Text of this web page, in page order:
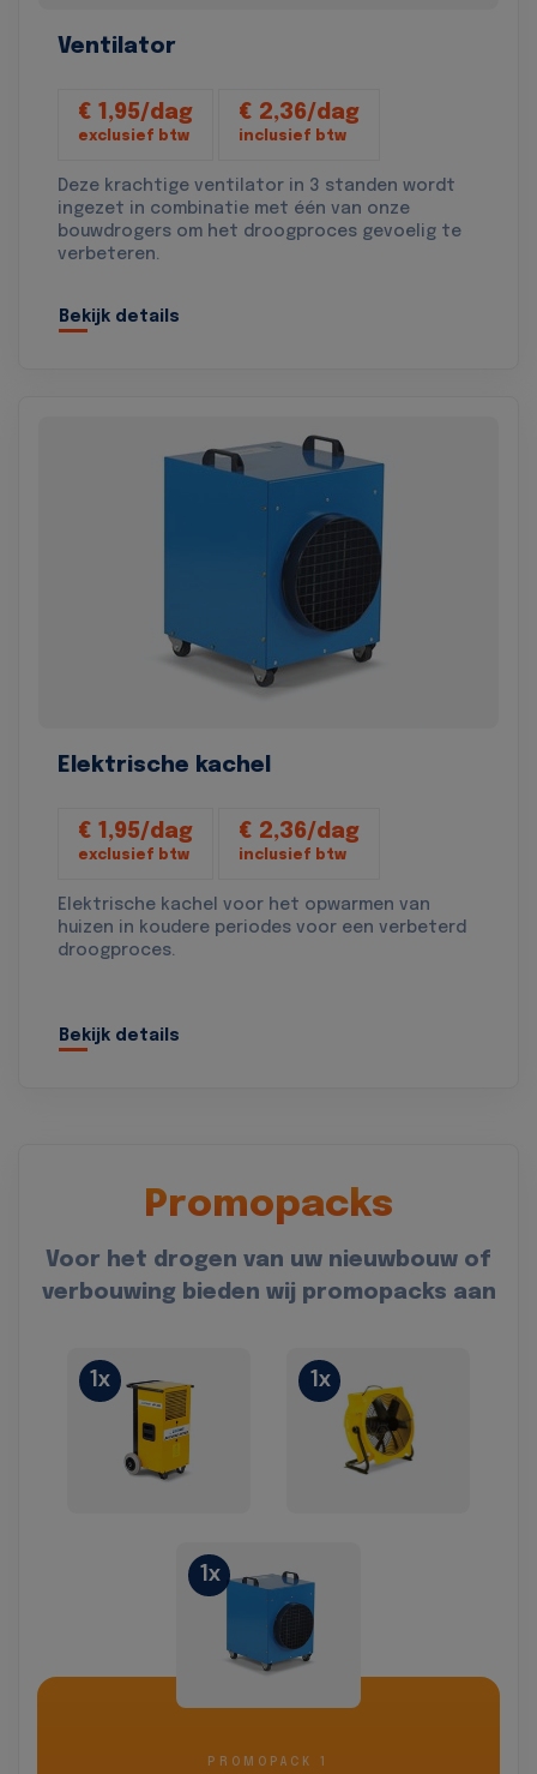
Ventilator
€ 1,95/dag
exclusief btw
€ 2,36/dag
inclusief btw
Deze krachtige ventilator in 3 standen wordt
ingezet in combinatie met één van onze
bouwdrogers om het droogproces gevoelig te
verbeteren.
Bekijk details
Elektrische kachel
€ 1,95/dag
exclusief btw
€ 2,36/dag
inclusief btw
Elektrische kachel voor het opwarmen van
huizen in koudere periodes voor een verbeterd
droogproces.
Bekijk details
Promopacks
Voor het drogen van uw nieuwbouw of
verbouwing bieden wij promopacks aan
1x 1x
1x
PROMOPACK 1